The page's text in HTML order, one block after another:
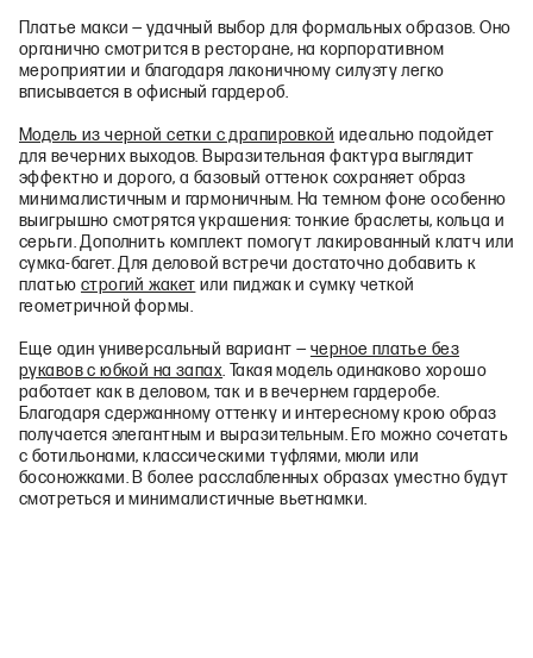
Платье макси — удачный выбор для формальных образов. Оно
органично смотрится в ресторане, на корпоративном
мероприятии и благодаря лаконичному силуэту легко
вписывается в офисный гардероб.
Модель из черной сетки с драпировкой идеально подойдет
для вечерних выходов. Выразительная фактура выглядит
эффектно и дорого, а базовый оттенок сохраняет образ
минималистичным и гармоничным. На темном фоне особенно
выигрышно смотрятся украшения: тонкие браслеты, кольца и
серьги. Дополнить комплект помогут лакированный клатч или
сумка-багет. Для деловой встречи достаточно добавить к
платью строгий жакет или пиджак и сумку четкой
геометричной формы.
Еще один универсальный вариант — черное платье без
рукавов с юбкой на запах. Такая модель одинаково хорошо
работает как в деловом, так и в вечернем гардеробе.
Благодаря сдержанному оттенку и интересному крою образ
получается элегантным и выразительным. Его можно сочетать
с ботильонами, классическими туфлями, мюли или
босоножками. В более расслабленных образах уместно будут
смотреться и минималистичные вьетнамки.